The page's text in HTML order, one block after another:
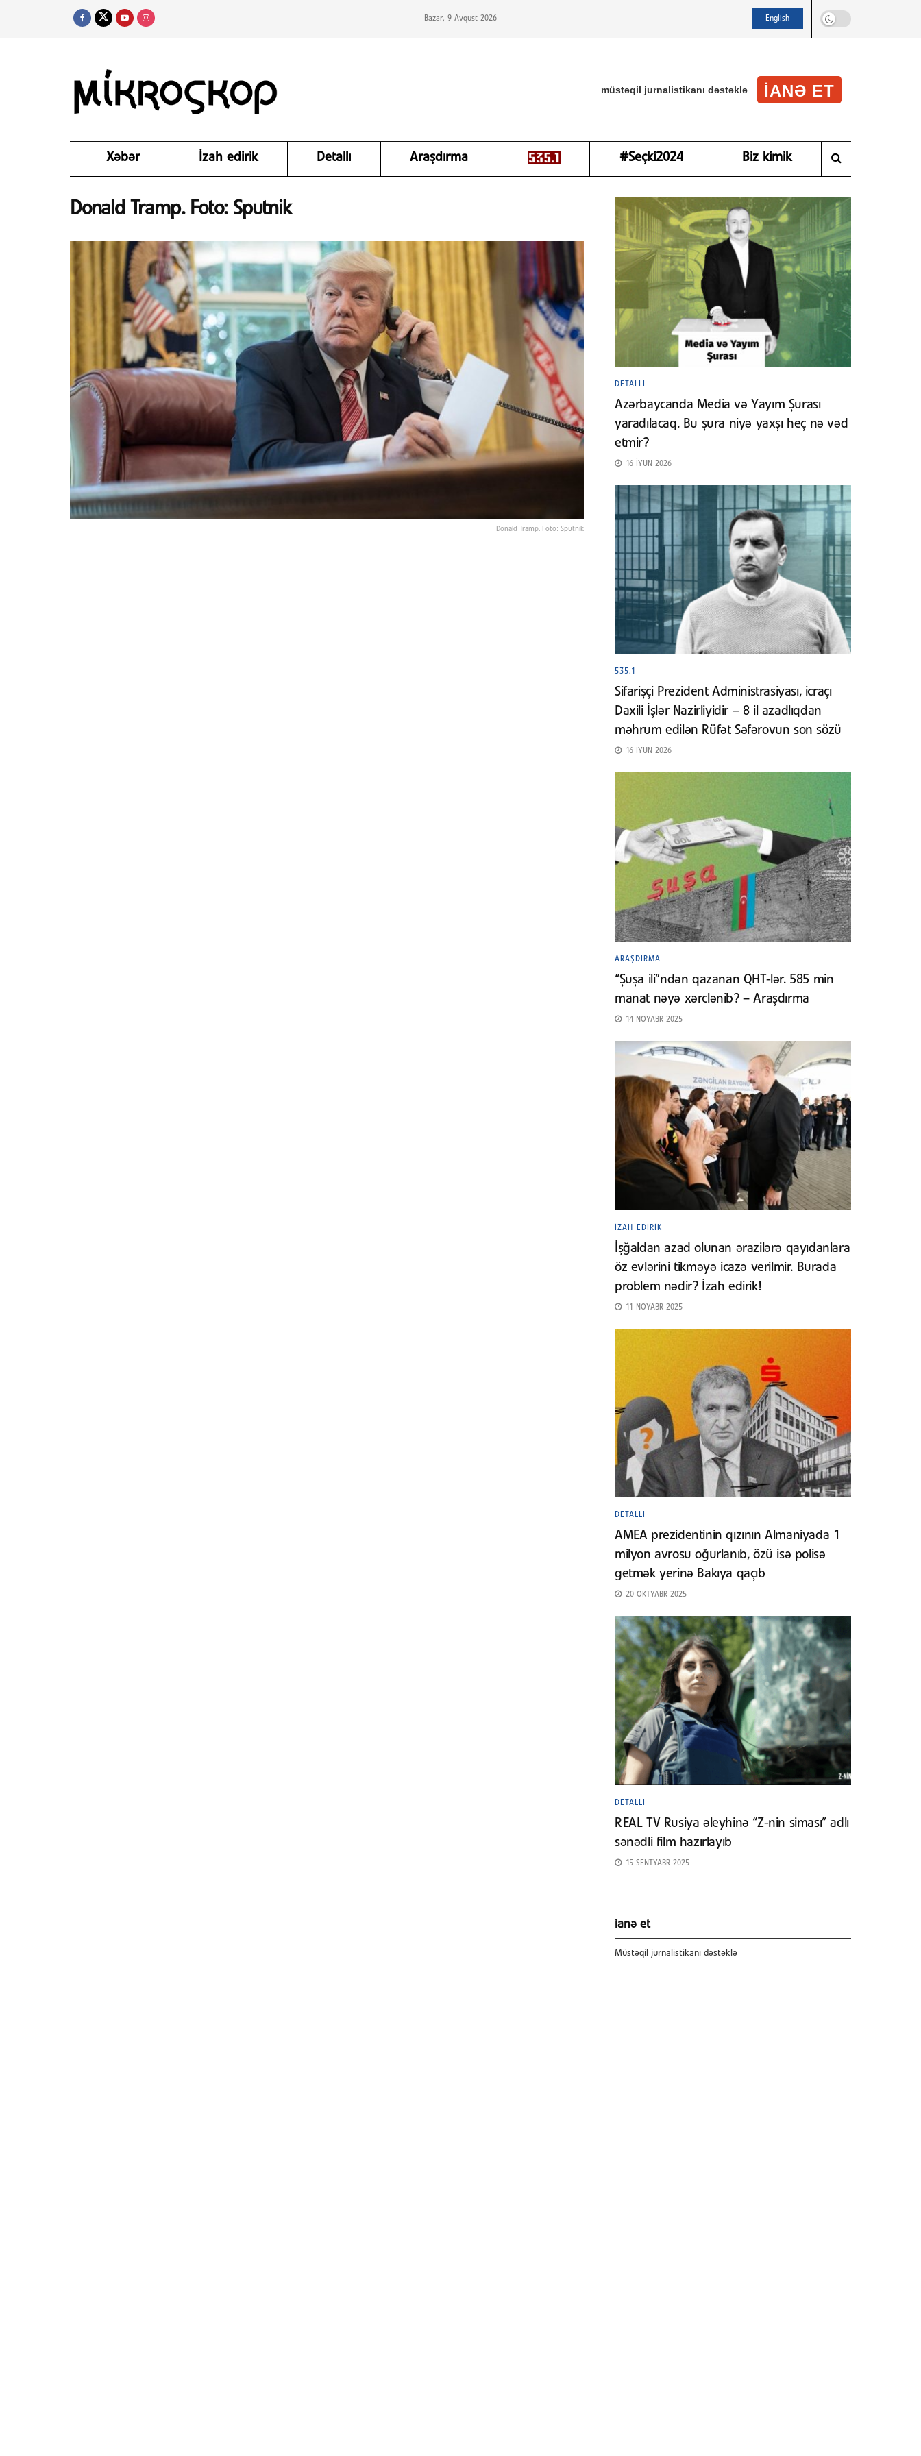
Bazar, 9 Avqust 2026 English
müstəqil jurnalistikanı dəstəklə IANƏ ET
Xəbər İzah edirik Detallı Araşdırma #Seçki2024 Biz kimik
Donald Tramp. Foto: Sputnik
Donald Tramp. Foto: Sputnik
DETALLI
Azərbaycanda Media və Yayım Şurası
yaradılacaq. Bu şura niyə yaxşı heç nə vəd
etmir?
16 İYUN 2026
535.1
Sifarişçi Prezident Administrasiyası, icraçı
Daxili İşlər Nazirliyidir – 8 il azadlıqdan
məhrum edilən Rüfət Səfərovun son sözü
16 İYUN 2026
ARAŞDIRMA
“Şuşa ili”ndən qazanan QHT-lər. 585 min
manat nəyə xərclənib? – Araşdırma
14 NOYABR 2025
İZAH EDIRIK
İşğaldan azad olunan ərazilərə qayıdanlara
öz evlərini tikməyə icazə verilmir. Burada
problem nədir? İzah edirik!
11 NOYABR 2025
DETALLI
AMEA prezidentinin qızının Almaniyada 1
milyon avrosu oğurlanıb, özü isə polisə
getmək yerinə Bakıya qaçıb
20 OKTYABR 2025
DETALLI
REAL TV Rusiya əleyhinə “Z-nin siması” adlı
sənədli film hazırlayıb
15 SENTYABR 2025
ianə et
Müstəqil jurnalistikanı dəstəklə